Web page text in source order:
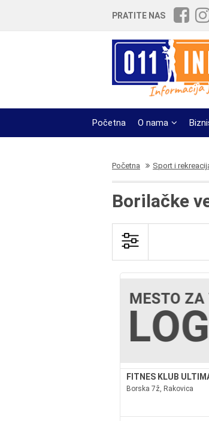
PRATITE NAS
Početna O nama
Početna Sport i
Borilačke
FITNES KLUB
Borska 7ž, Rakovica